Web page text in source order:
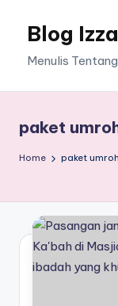
Blog
Menulis
paket
Home paket